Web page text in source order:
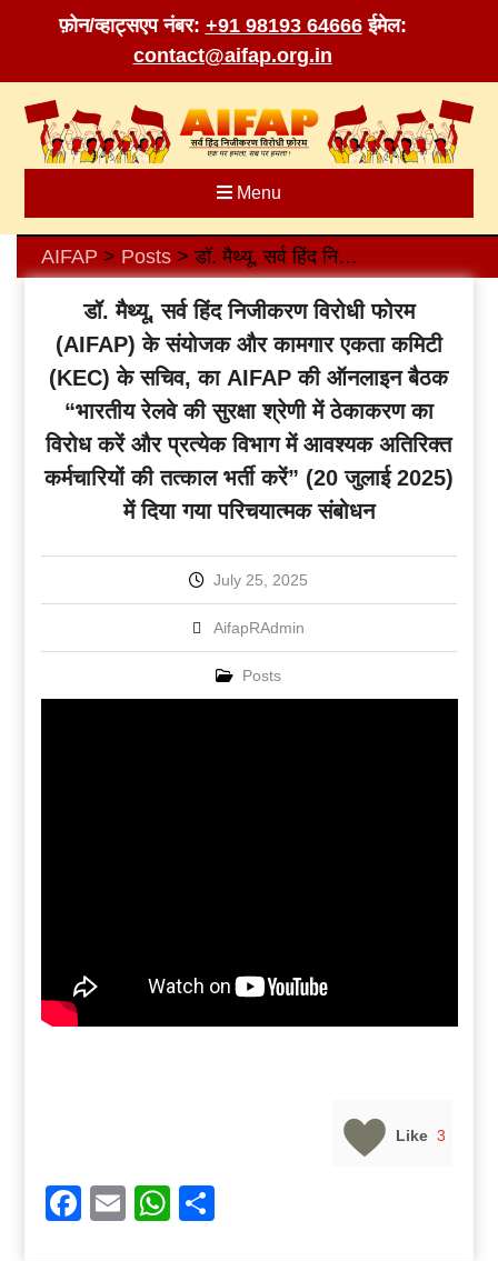
फ़ोन/व्हाट्सएप नंबर: +91 98193 64666 ईमेल:
contact@aifap.org.in
content
Menu
AIFAP > Posts> डॉ. मैथ्यू, सर्व हिंद निजीकरण विरोधी फोरम (AIFAP) के संयोजक और कामगार एकता कमिटी (KEC) के सचिव, का AIFAP की ऑनलाइन बैठक “भारतीय रेलवे की सुरक्षा श्रेणी में ठेकाकरण का विरोध करें और प्रत्येक विभाग में आवश्यक अतिरिक्त कर्मचारियों की तत्काल भर्ती करें” (20 जुलाई 2025) में दिया गया परिचयात्मक संबोधन
डॉ. मैथ्यू, सर्व हिंद निजीकरण विरोधी फोरम
(AIFAP) के संयोजक और कामगार एकता कमिटी
(KEC) के सचिव, का AIFAP की ऑनलाइन बैठक
“भारतीय रेलवे की सुरक्षा श्रेणी में ठेकाकरण का
विरोध करें और प्रत्येक विभाग में आवश्यक अतिरिक्त
कर्मचारियों की तत्काल भर्ती करें” (20 जुलाई 2025)
में दिया गया परिचयात्मक संबोधन
July 25, 2025
AifapRAdmin
Posts
Like 3
Facebook
EmailWhatsApp